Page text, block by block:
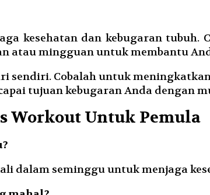
kesehatan dan kebugaran
atau mingguan untuk membantu
sendiri. Cobalah untuk
tujuan kebugaran Anda dengan
Workout Untuk Pemula
dalam seminggu untuk menjaga